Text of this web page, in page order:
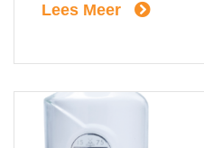
Lees Meer